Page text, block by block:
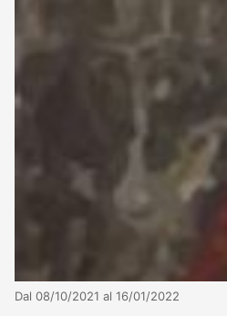
Dal 08/10/2021 al 16/01/2022